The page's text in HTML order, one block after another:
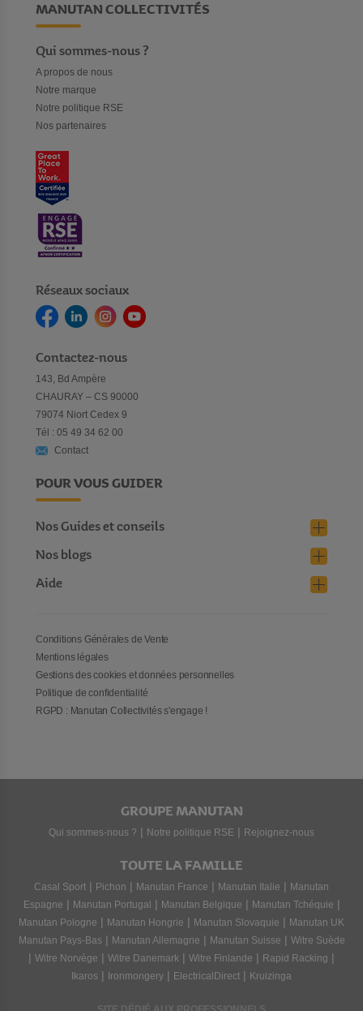
MANUTAN COLLECTIVITÉS
Qui sommes-nous ?
A propos de nous
Notre marque
Notre politique RSE
Nos partenaires
Réseaux sociaux
Contactez-nous
143, Bd Ampère
CHAURAY – CS 90000
79074 Niort Cedex 9
Tél : 05 49 34 62 00
Contact
POUR VOUS GUIDER
Nos Guides et conseils
Nos blogs
Aide
Conditions Générales de Vente
Mentions légales
Gestions des cookies et données personnelles
Politique de confidentialité
RGPD : Manutan Collectivités s'engage !
GROUPE MANUTAN
Qui sommes-nous ? | Notre politique RSE | Rejoignez-nous
TOUTE LA FAMILLE
Casal Sport | Pichon | Manutan France | Manutan Italie | Manutan
Espagne | Manutan Portugal | Manutan Belgique | Manutan Tchéquie |
Manutan Pologne | Manutan Hongrie | Manutan Slovaquie | Manutan UK
Manutan Pays-Bas | Manutan Allemagne | Manutan Suisse | Witre Suède
| Witre Norvège | Witre Danemark | Witre Finlande | Rapid Racking |
Ikaros | Ironmongery | ElectricalDirect | Kruizinga